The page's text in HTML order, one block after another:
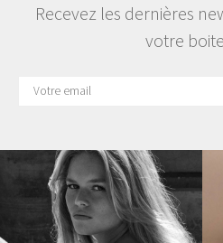
Recevez les dernières
votre